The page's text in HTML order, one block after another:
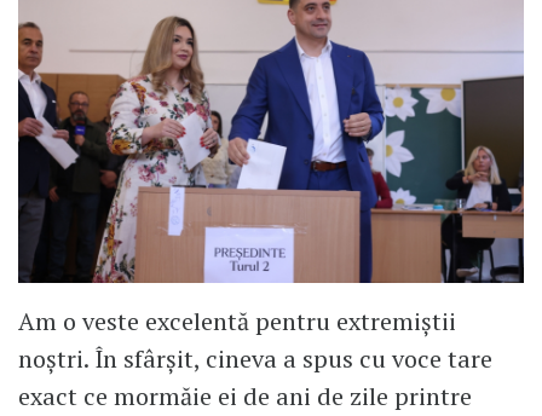
Am o veste excelentă pentru extremiștii
noștri. În sfârșit, cineva a spus cu voce tare
exact ce mormăie ei de ani de zile printre